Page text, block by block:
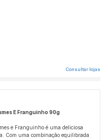
Consultar lojas
E Franguinho 90g
e Franguinho é uma deliciosa
Com uma combinação equilibrada